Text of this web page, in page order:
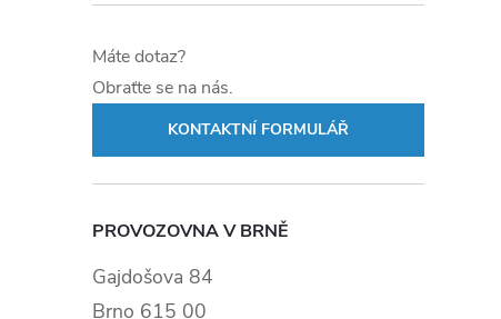
Máte dotaz?
Obraťte se na nás.
KONTAKTNÍ FORMULÁŘ
PROVOZOVNA V BRNĚ
Gajdošova 84
Brno 615 00